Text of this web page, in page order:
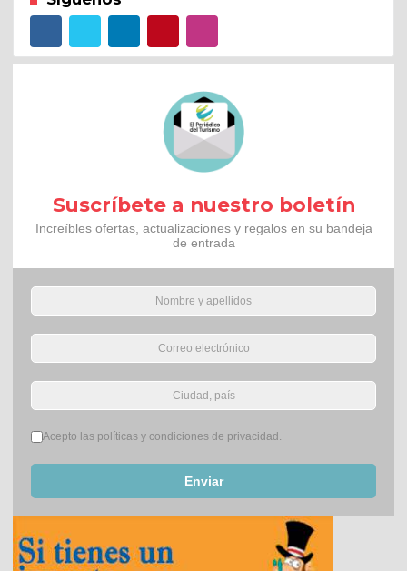
Suscríbete a nuestro boletín
Increíbles ofertas, actualizaciones y regalos en su bandeja
de entrada
Términos del servicio*
Acepto las políticas y condiciones de privacidad.
Enviar